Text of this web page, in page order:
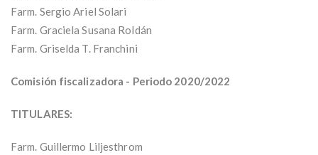
Farm. Sergio Ariel Solari
Farm. Graciela Susana Roldán
Farm. Griselda T. Franchini
Comisión fiscalizadora - Periodo 2020/2022
TITULARES:
Farm. Guillermo Liljesthrom